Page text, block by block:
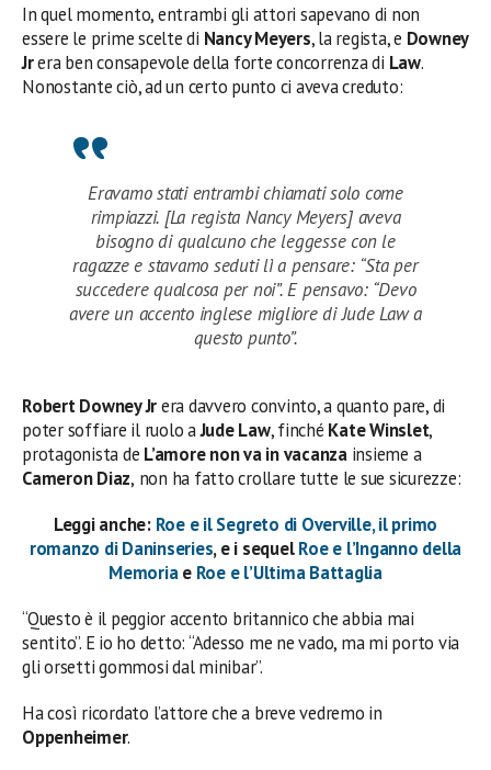
In quel momento, entrambi gli attori sapevano di non
essere le prime scelte di Nancy Meyers, la regista, e Downey
Jrera ben consapevole della forte concorrenza di Law.
Nonostante ciò, ad un certo punto ci aveva creduto:
Eravamo stati entrambi chiamati solo come
rimpiazzi. [La regista Nancy Meyers] aveva
bisogno di qualcuno che leggesse con le
ragazze e stavamo seduti lì a pensare: “Sta per
succedere qualcosa per noi”. E pensavo: “Devo
avere un accento inglese migliore di Jude Law a
questo punto”.
Robert Downey Jrera davvero convinto, a quanto pare, di
poter soffiare il ruolo aJude Law, finché Kate Winslet,
protagonista de L’amore non va in vacanzainsieme a
Cameron Diaz, non ha fatto crollare tutte le sue sicurezze:
Leggi anche: Roe e il Segreto di Overville, il primo
romanzo di Daninseries, e i sequelRoe e l’Inganno della
Memoriae Roe e l’Ultima Battaglia
“Questo è il peggior accento britannico che abbia mai
sentito”. E io ho detto: “Adesso me ne vado, ma mi porto via
gli orsetti gommosi dal minibar”.
Ha così ricordato l’attore che a breve vedremo in
Oppenheimer.